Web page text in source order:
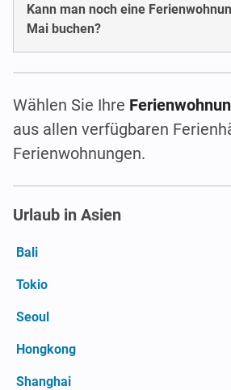
Kann man noch eine
Mai buchen?
Wählen Sie Ihre
aus allen verfügbaren
Ferienwohnungen.
Urlaub in Asien
Bali
Tokio
Seoul
Hongkong
Shanghai